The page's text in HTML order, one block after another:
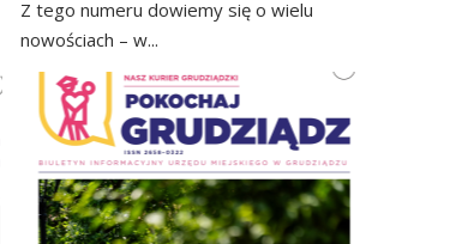
Z tego numeru dowiemy się o wielu
nowościach – w...
czytaj
więcej
image